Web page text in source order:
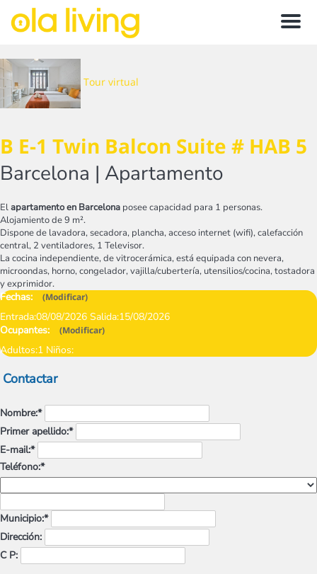
Menu
Tour virtual
B E-1 Twin Balcon Suite # HAB 5
Barcelona | Apartamento
Elapartamento en Barcelona posee capacidad para 1 personas.
Alojamiento de 9 m².
Dispone de lavadora, secadora, plancha, acceso internet (wifi), calefacción
central, 2 ventiladores, 1 Televisor.
La cocina independiente, de vitrocerámica, está equipada con nevera,
microondas, horno, congelador, vajilla/cubertería, utensilios/cocina, tostadora
y exprimidor.
Fechas: (Modificar)
Entrada:08/08/2026 Salida:15/08/2026
Ocupantes:
(Modificar)
Adultos:1 Niños:
Contactar
Nombre:*
Primer apellido:*
E-mail:*
Teléfono:*
Municipio:*
Dirección:
C P: